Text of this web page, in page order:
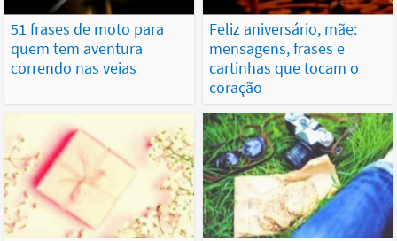
51 frases de moto para
quem tem aventura
correndo nas veias
Feliz aniversário, mãe:
mensagens, frases e
cartinhas que tocam o
coração